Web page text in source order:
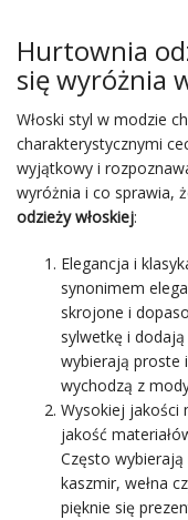
Hurtownia
się wyróżnia
Włoski styl w modzie
charakterystycznymi
wyjątkowy i
wyróżnia i co sprawia,
odzieży włoskiej:
Elegancja i
synonimem
skrojone i
sylwetkę i
wybierają proste
wychodzą z
Wysokiej jakości
jakość
Często
kaszmir, wełna
pięknie się